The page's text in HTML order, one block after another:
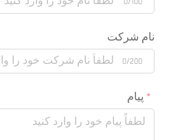
نام شرکت
0/200
پیام